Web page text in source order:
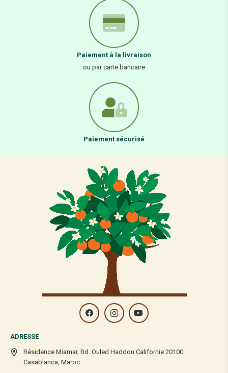
Paiement à la livraison
ou par carte bancaire
Paiement sécurisé
ADRESSE
Résidence Miamar, Bd. Ouled Haddou Californie 20100
Casablanca, Maroc